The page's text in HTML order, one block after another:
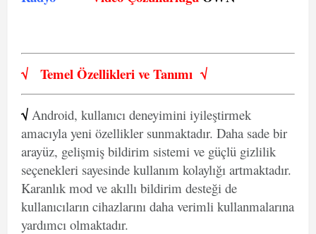
√ Temel Özellikleri veTanımı √
√ Android, kullanıcı deneyimini iyileştirmek
amacıyla yeni özellikler sunmaktadır. Daha sade bir
arayüz, gelişmiş bildirim sistemi ve güçlü gizlilik
seçenekleri sayesinde kullanım kolaylığı artmaktadır.
Karanlık mod ve akıllı bildirim desteği de
kullanıcıların cihazlarını daha verimli kullanmalarına
yardımcı olmaktadır.